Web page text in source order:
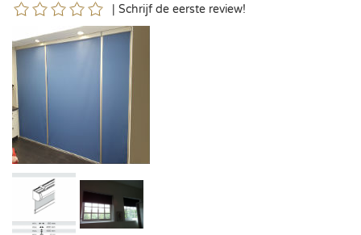
| Schrijf de eerste review!